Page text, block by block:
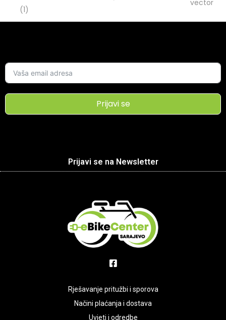
Prijavi se
Prijavi se na Newsletter
Rješavanje pritužbi i sporova
Načini plaćanja i dostava
Uvjeti i odredbe